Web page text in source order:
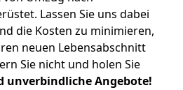
Lassen Sie uns dabei
die Kosten zu minimieren,
neuen Lebensabschnitt
Sie nicht und holen Sie
unverbindliche Angebote!